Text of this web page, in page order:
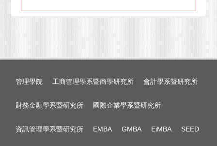
管理學院 工商管理學系暨商學研究所 會計學系暨研究所
財務金融學系暨研究所 國際企業學系暨研究所
資訊管理學系暨研究所 EMBA GMBA EiMBA SEED